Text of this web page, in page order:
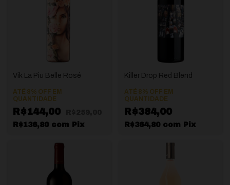
Vik La Piu Belle Rosé
ATÉ 8% OFF EM
QUANTIDADE
R$144,00
R$136,80 com Pix
Killer Drop Red Blend
ATÉ 8% OFF EM
QUANTIDADE
R$384,00
R$364,80 com Pix